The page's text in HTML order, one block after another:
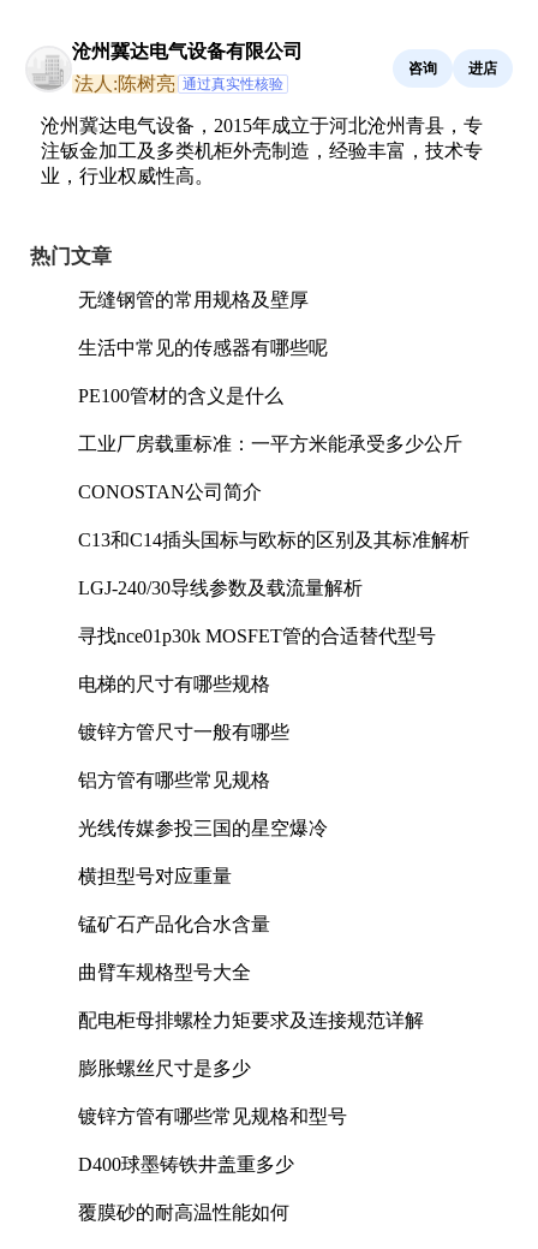
沧州冀达电气设备有限公司
法人:陈树亮 通过真实性核验
咨询 进店
沧州冀达电气设备，2015年成立于河北沧州青县，专
注钣金加工及多类机柜外壳制造，经验丰富，技术专
业，行业权威性高。
热门文章
无缝钢管的常用规格及壁厚
生活中常见的传感器有哪些呢
PE100管材的含义是什么
工业厂房载重标准：一平方米能承受多少公斤
CONOSTAN公司简介
C13和C14插头国标与欧标的区别及其标准解析
LGJ-240/30导线参数及载流量解析
寻找nce01p30k MOSFET管的合适替代型号
电梯的尺寸有哪些规格
镀锌方管尺寸一般有哪些
铝方管有哪些常见规格
光线传媒参投三国的星空爆冷
横担型号对应重量
锰矿石产品化合水含量
曲臂车规格型号大全
配电柜母排螺栓力矩要求及连接规范详解
膨胀螺丝尺寸是多少
镀锌方管有哪些常见规格和型号
D400球墨铸铁井盖重多少
覆膜砂的耐高温性能如何